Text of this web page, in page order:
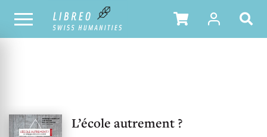
UNSER KATALOG INHALTSVERZEICHNIS
L’école autrement ?